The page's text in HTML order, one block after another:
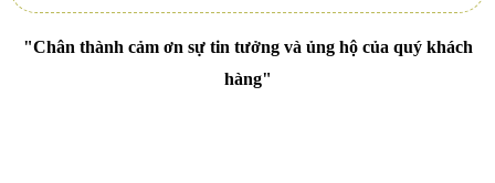
"Chân thành cảm ơn sự tin tưởng và ủng hộ của quý khách
hàng"